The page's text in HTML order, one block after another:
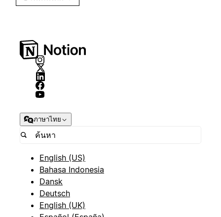
ภาษาไทย
English (US)
Bahasa Indonesia
Dansk
Deutsch
English (UK)